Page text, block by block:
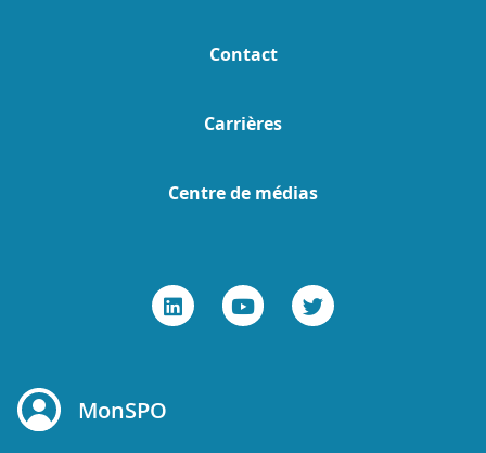
Contact
Carrières
Centre de médias
MonSPO